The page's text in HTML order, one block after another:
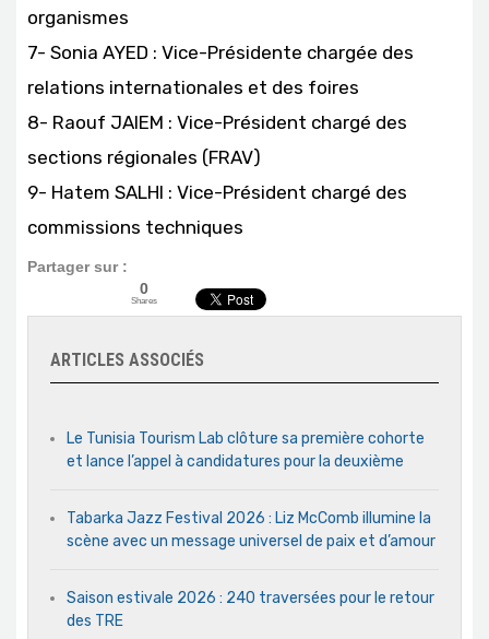
organismes
7- Sonia AYED : Vice-Présidente chargée des
relations internationales et des foires
8- Raouf JAIEM : Vice-Président chargé des
sections régionales (FRAV)
9- Hatem SALHI : Vice-Président chargé des
commissions techniques
Partager sur :
0
Shares
ARTICLES ASSOCIÉS
Le Tunisia Tourism Lab clôture sa première cohorte
et lance l’appel à candidatures pour la deuxième
Tabarka Jazz Festival 2026 : Liz McComb illumine la
scène avec un message universel de paix et d’amour
Saison estivale 2026 : 240 traversées pour le retour
des TRE